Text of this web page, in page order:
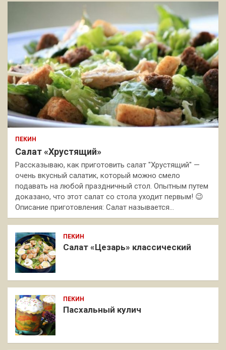
ПЕКИН
Салат «Хрустящий»
Рассказываю, как приготовить салат "Хрустящий" —
очень вкусный салатик, который можно смело
подавать на любой праздничный стол. Опытным путем
доказано, что этот салат со стола уходит первым! 😉
Описание приготовления: Салат называется…
ПЕКИН
Салат «Цезарь» классический
ПЕКИН
Пасхальный кулич